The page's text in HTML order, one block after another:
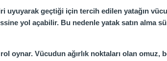
geçtiği için tercih edilen yatağın
yol açabilir. Bu nedenle yatak satın alma
oynar. Vücudun ağırlık noktaları olan omuz,